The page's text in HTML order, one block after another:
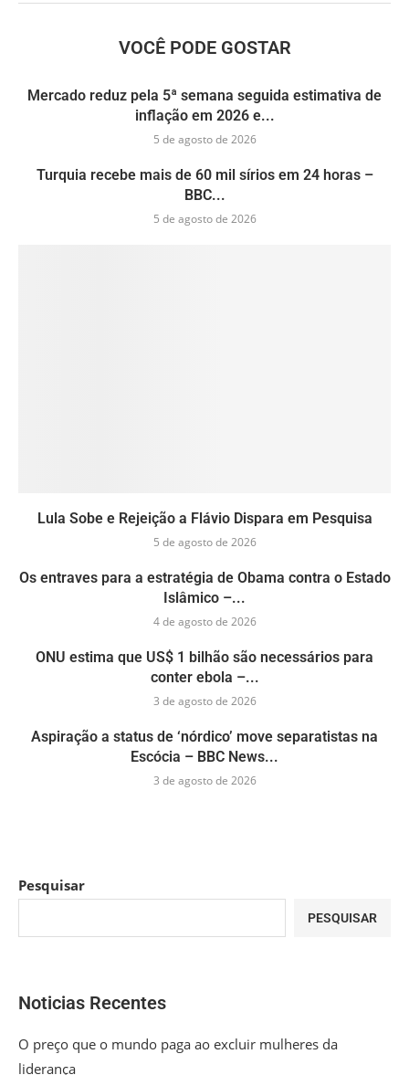
VOCÊ PODE GOSTAR
Mercado reduz pela 5ª semana seguida estimativa de
inflação em 2026 e...
5 de agosto de 2026
Turquia recebe mais de 60 mil sírios em 24 horas –
BBC...
5 de agosto de 2026
Lula Sobe e Rejeição a Flávio Dispara em Pesquisa
5 de agosto de 2026
Os entraves para a estratégia de Obama contra o Estado
Islâmico –...
4 de agosto de 2026
ONU estima que US$ 1 bilhão são necessários para
conter ebola –...
3 de agosto de 2026
Aspiração a status de ‘nórdico’ move separatistas na
Escócia – BBC News...
3 de agosto de 2026
Pesquisar
PESQUISAR
Noticias Recentes
O preço que o mundo paga ao excluir mulheres da
liderança